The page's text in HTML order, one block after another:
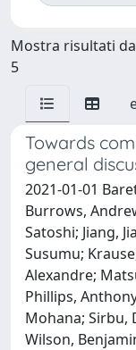
Mostra risultati
5
Towards
general
2021-01-01
Burrows,
Satoshi; Jiang,
Susumu;
Alexandre;
Phillips,
Mohana; Sirbu,
Wilson,